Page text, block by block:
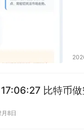
比特币做
8日